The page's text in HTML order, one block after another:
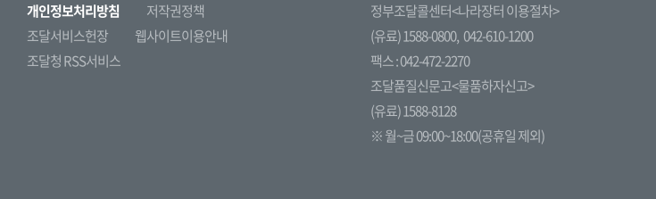
개인정보처리방침
저작권정책
조달서비스헌장
웹사이트이용안내
조달청 RSS서비스
정부조달콜센터<나라장터 이용절차>
(유료) 1588-0800, 042-610-1200
팩스 : 042-472-2270
조달품질신문고<물품하자신고>
(유료) 1588-8128
※ 월~금 09:00~18:00(공휴일 제외)